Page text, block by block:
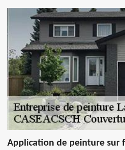
Application de peinture sur